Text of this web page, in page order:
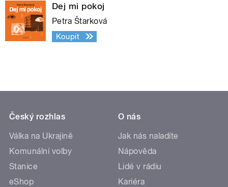
Dej mi pokoj
Petra Štarková
Koupit
Český rozhlas
Válka na Ukrajině
Komunální volby
Stanice
eShop
O nás
Jak nás naladíte
Nápověda
Lidé v rádiu
Kariéra